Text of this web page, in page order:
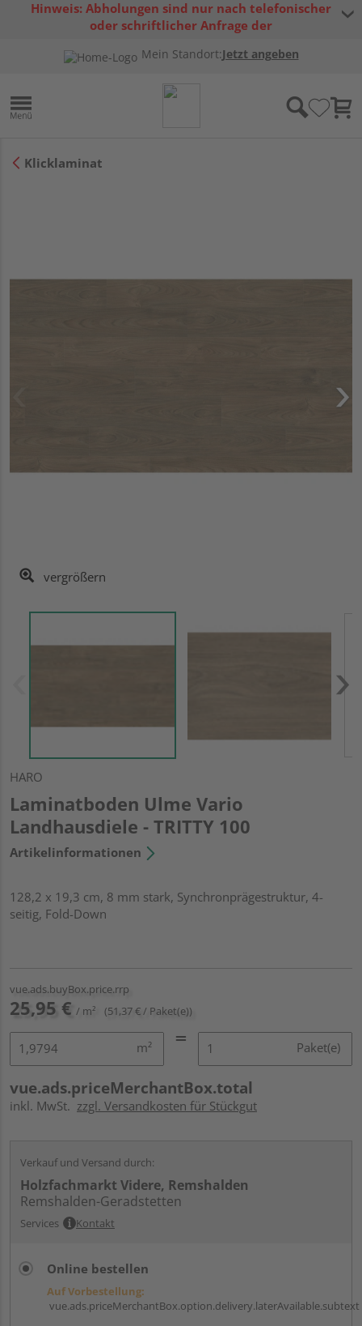
Hinweis: Abholungen sind nur nach telefonischer
oder schriftlicher Anfrage der
Mein Standort:Jetzt angeben
Klicklaminat
vergrößern
HARO
Laminatboden Ulme Vario
Landhausdiele - TRITTY 100
Artikelinformationen
128,2 x 19,3 cm, 8 mm stark, Synchronprägestruktur, 4-
seitig, Fold-Down
vue.ads.buyBox.price.rrp
25,95 € / m² (51,37 € / Paket(e))
m² Paket(e)
vue.ads.priceMerchantBox.total
inkl. MwSt. zzgl. Versandkosten für Stückgut
Verkauf und Versand durch:
Holzfachmarkt Videre, Remshalden
Remshalden-Geradstetten
Services Kontakt
Online bestellen
Auf Vorbestellung:
vue.ads.priceMerchantBox.option.delivery.laterAvailable.subtext